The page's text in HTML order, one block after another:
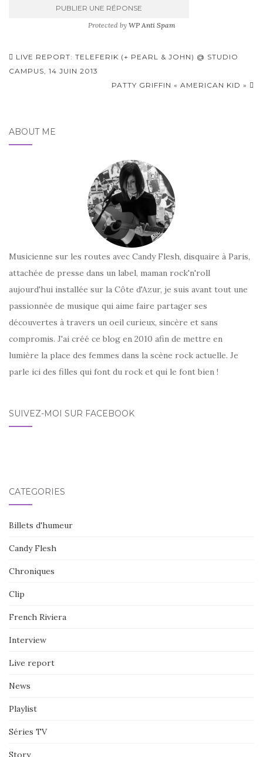
Protected by WP Anti Spam
Pagination
d'article
LIVE REPORT: TELEFERIK (+ PEARL & JOHN) @ STUDIO
CAMPUS, 14 JUIN 2013
PATTY GRIFFIN « AMERICAN KID »
ABOUT ME
Musicienne sur les routes avec Candy Flesh, disquaire à Paris,
attachée de presse dans un label, maman rock'n'roll
aujourd'hui installée sur la Côte d'Azur, je suis avant tout une
passionnée de musique qui aime faire partager ses
découvertes à travers un oeil curieux, sincère et sans
compromis. J'ai créé ce blog en 2010 afin de mettre en
lumière la place des femmes dans la scène rock actuelle. Je
parle ici des filles qui font du rock et qui le font bien !
SUIVEZ-MOI SUR FACEBOOK
CATÉGORIES
Billets d'humeur
Candy Flesh
Chroniques
Clip
French Riviera
Interview
Live report
News
Playlist
Séries TV
Story